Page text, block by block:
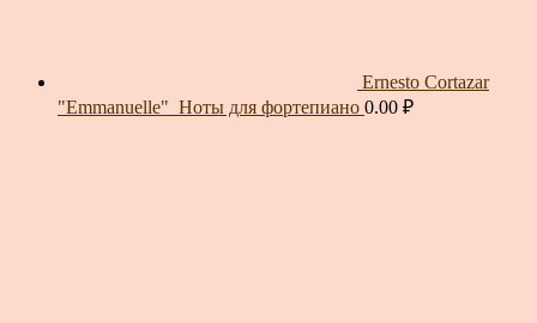
Ernesto Cortazar
"Emmanuelle"_Ноты для фортепиано 0.00 ₽